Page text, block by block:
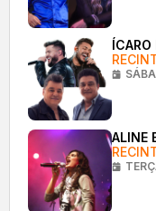
ÍCARO
ALINE